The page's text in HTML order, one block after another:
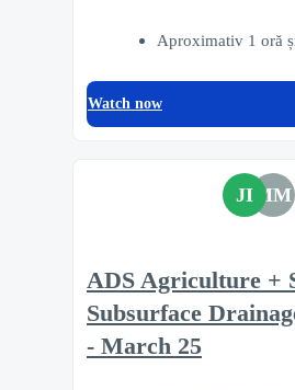
Aproximativ 1 oră
Watch now
JI MM
ADS Agriculture +
Subsurface
- March 25